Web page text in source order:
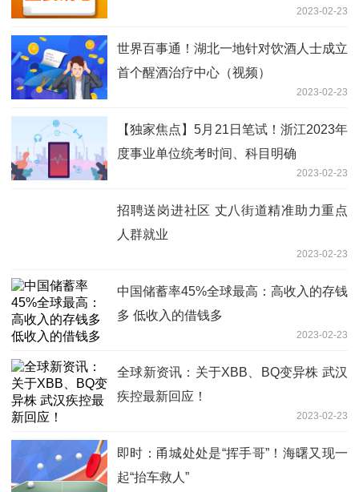
2023-02-23
世界百事通！湖北一地针对饮酒人士成立
首个醒酒治疗中心（视频）
2023-02-23
【独家焦点】5月21日笔试！浙江2023年
度事业单位统考时间、科目明确
2023-02-23
招聘送岗进社区 丈八街道精准助力重点
人群就业
2023-02-23
中国储蓄率45%全球最高：高收入的存钱
多 低收入的借钱多
2023-02-23
全球新资讯：关于XBB、BQ变异株 武汉
疾控最新回应！
2023-02-23
即时：甬城处处是“挥手哥”！海曙又现一
起“抬车救人”